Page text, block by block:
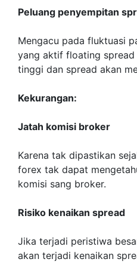
Peluang penyempitan
Mengacu pada fluktuasi
yang aktif floating
tinggi dan spread akan
Kekurangan:
Jatah komisi broker
Karena tak dipastikan
forex tak dapat
komisi sang broker.
Risiko kenaikan spread
Jika terjadi peristiwa
akan terjadi kenaikan